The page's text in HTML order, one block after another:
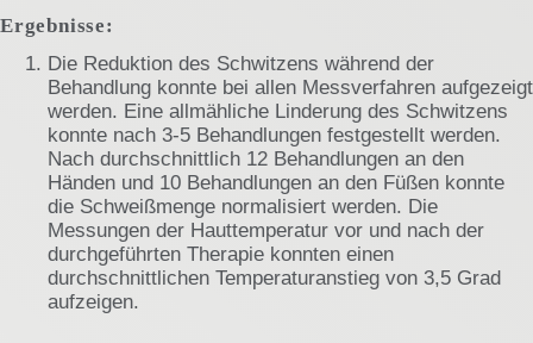
Ergebnisse:
Die Reduktion des Schwitzens während der
Behandlung konnte bei allen Messverfahren aufgezeigt
werden. Eine allmähliche Linderung des Schwitzens
konnte nach 3-5 Behandlungen festgestellt werden.
Nach durchschnittlich 12 Behandlungen an den
Händen und 10 Behandlungen an den Füßen konnte
die Schweißmenge normalisiert werden. Die
Messungen der Hauttemperatur vor und nach der
durchgeführten Therapie konnten einen
durchschnittlichen Temperaturanstieg von 3,5 Grad
aufzeigen.